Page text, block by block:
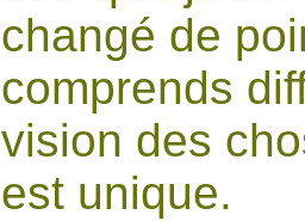
changé de
comprends
vision des
est unique.